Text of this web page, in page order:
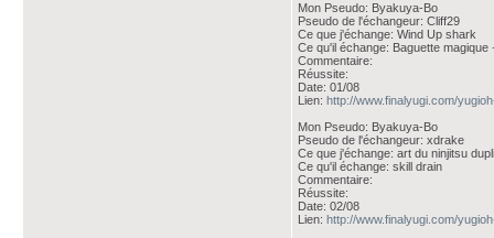
Mon Pseudo: Byakuya-Bo
Pseudo de l'échangeur: Cliff29
Ce que j'échange: Wind Up shark
Ce qu'il échange: Baguette magique
Commentaire:
Réussite:
Date: 01/08
Lien: http://www.finalyugi.com/
Mon Pseudo: Byakuya-Bo
Pseudo de l'échangeur: xdrake
Ce que j'échange: art du ninjitsu
Ce qu'il échange: skill drain
Commentaire:
Réussite:
Date: 02/08
Lien: http://www.finalyugi.com/